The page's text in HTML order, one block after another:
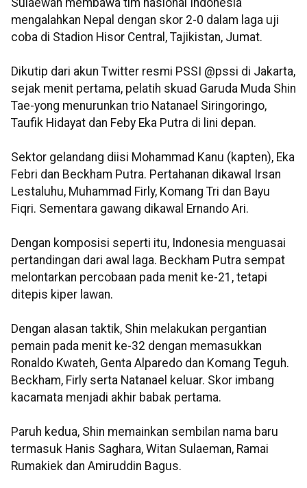
Sulaewan membawa tim nasional Indonesia
mengalahkan Nepal dengan skor 2-0 dalam laga uji
coba di Stadion Hisor Central, Tajikistan, Jumat.
Dikutip dari akun Twitter resmi PSSI @pssi di Jakarta,
sejak menit pertama, pelatih skuad Garuda Muda Shin
Tae-yong menurunkan trio Natanael Siringoringo,
Taufik Hidayat dan Feby Eka Putra di lini depan.
Sektor gelandang diisi Mohammad Kanu (kapten), Eka
Febri dan Beckham Putra. Pertahanan dikawal Irsan
Lestaluhu, Muhammad Firly, Komang Tri dan Bayu
Fiqri. Sementara gawang dikawal Ernando Ari.
Dengan komposisi seperti itu, Indonesia menguasai
pertandingan dari awal laga. Beckham Putra sempat
melontarkan percobaan pada menit ke-21, tetapi
ditepis kiper lawan.
Dengan alasan taktik, Shin melakukan pergantian
pemain pada menit ke-32 dengan memasukkan
Ronaldo Kwateh, Genta Alparedo dan Komang Teguh.
Beckham, Firly serta Natanael keluar. Skor imbang
kacamata menjadi akhir babak pertama.
Paruh kedua, Shin memainkan sembilan nama baru
termasuk Hanis Saghara, Witan Sulaeman, Ramai
Rumakiek dan Amiruddin Bagus.